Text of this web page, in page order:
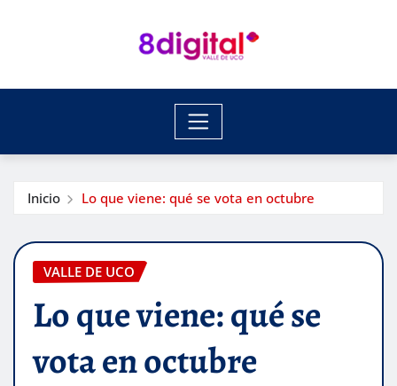
Inicio Lo que viene: qué se vota en octubre
VALLE DE UCO
Lo que viene: qué se
vota en octubre